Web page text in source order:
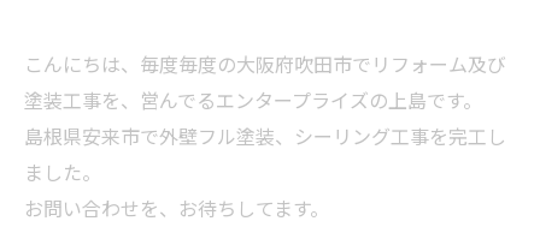
こんにちは、毎度毎度の大阪府吹田市でリフォーム及び
塗装工事を、営んでるエンタープライズの上島です。
島根県安来市で外壁フル塗装、シーリング工事を完工し
ました。
お問い合わせを、お待ちしてます。